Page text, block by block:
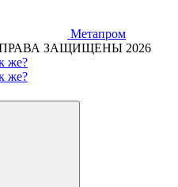
Метапром
ЗАЩИЩЕНЫ 2026
же?
же?